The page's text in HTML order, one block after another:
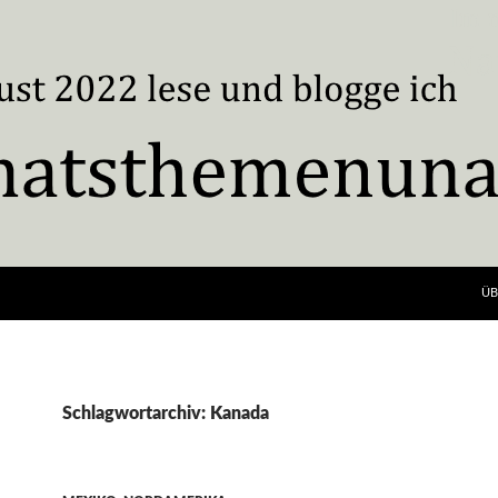
Schlagwortarchiv: Kanada